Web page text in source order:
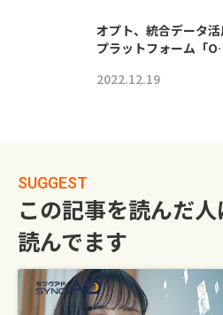
オプト、統合データ活
プラットフォーム「
2022.12.19
SUGGEST
この記事を読んだ
読んでます